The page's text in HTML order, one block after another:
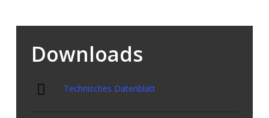
Downloads
Technisches Datenblatt